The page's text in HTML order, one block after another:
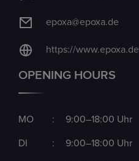
epoxa@epoxa.de
https://www.epoxa.de
OPENING HOURS
MO : 9:00–18:00 Uhr
DI : 9:00–18:00 Uhr